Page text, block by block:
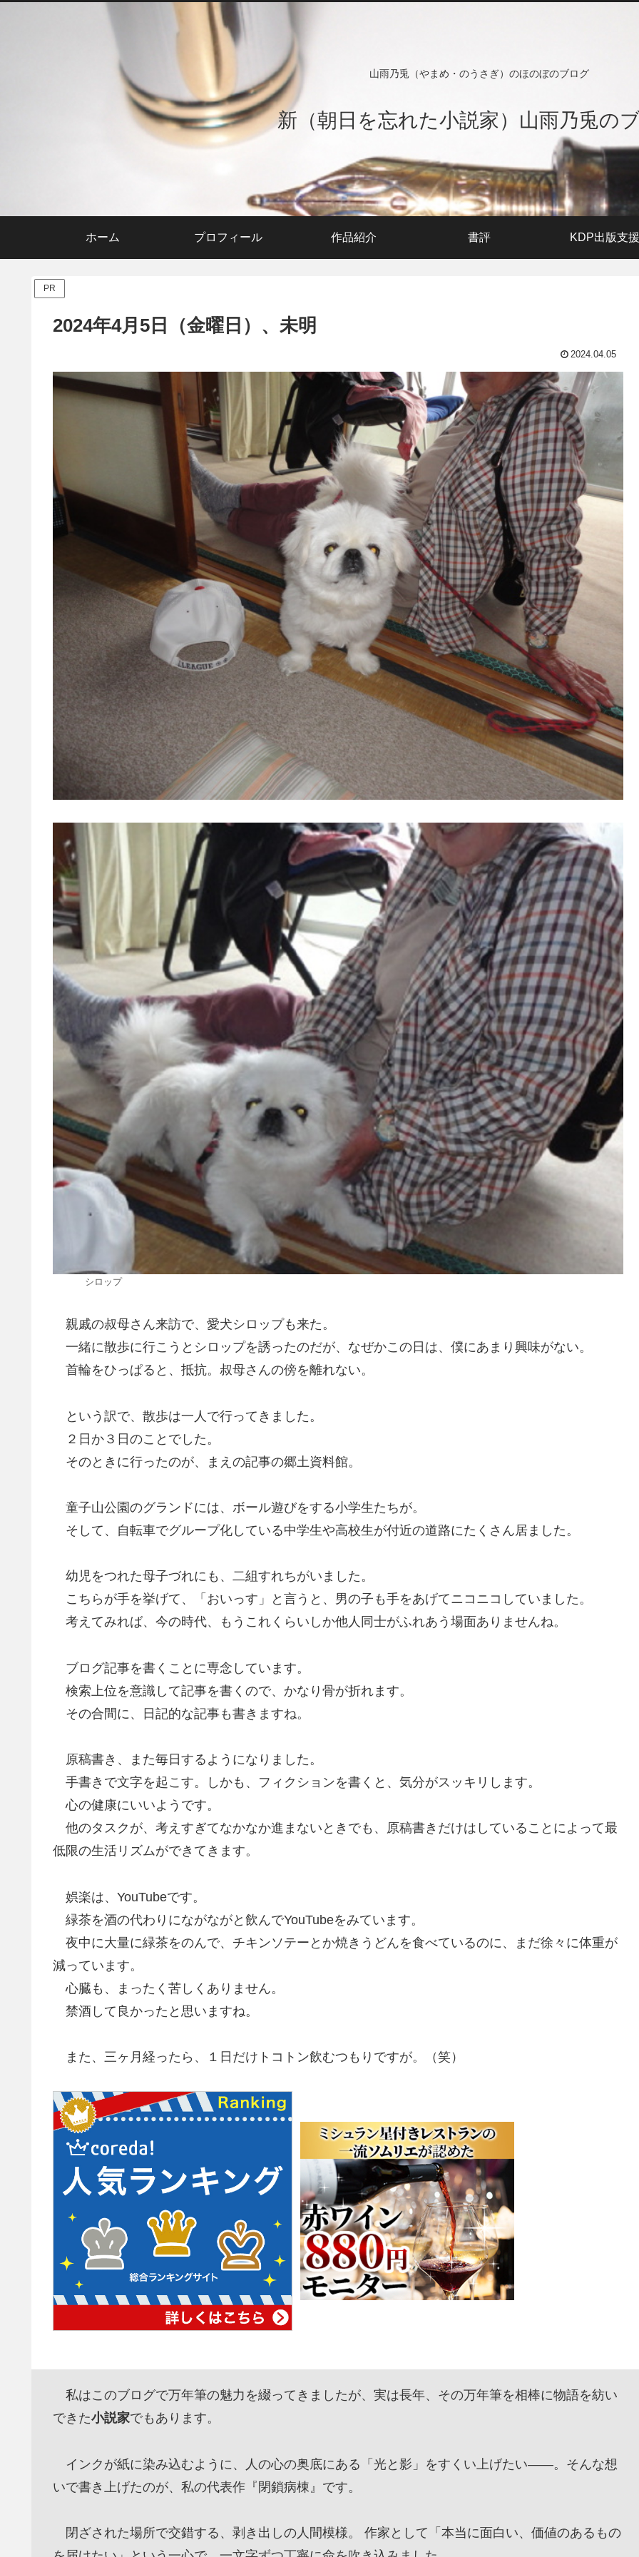
山雨乃兎（やまめ・のうさぎ）のほのぼのブログ
新（朝日を忘れた小説家）山雨乃兎の
ホーム プロフィール 作品紹介 書評 KDP出版支援
PR
2024年4月5日（金曜日）、未明
2024.04.05
シロップ
親戚の叔母さん来訪で、愛犬シロップも来た。
一緒に散歩に行こうとシロップを誘ったのだが、なぜかこの日は、僕にあまり興味がない。
首輪をひっぱると、抵抗。叔母さんの傍を離れない。
という訳で、散歩は一人で行ってきました。
２日か３日のことでした。
そのときに行ったのが、まえの記事の郷土資料館。
童子山公園のグランドには、ボール遊びをする小学生たちが。
そして、自転車でグループ化している中学生や高校生が付近の道路にたくさん居ました。
幼児をつれた母子づれにも、二組すれちがいました。
こちらが手を挙げて、「おいっす」と言うと、男の子も手をあげてニコニコしていました。
考えてみれば、今の時代、もうこれくらいしか他人同士がふれあう場面ありませんね。
ブログ記事を書くことに専念しています。
検索上位を意識して記事を書くので、かなり骨が折れます。
その合間に、日記的な記事も書きますね。
原稿書き、また毎日するようになりました。
手書きで文字を起こす。しかも、フィクションを書くと、気分がスッキリします。
心の健康にいいようです。
他のタスクが、考えすぎてなかなか進まないときでも、原稿書きだけはしていることによって最
低限の生活リズムができてきます。
娯楽は、YouTubeです。
緑茶を酒の代わりにながながと飲んでYouTubeをみています。
夜中に大量に緑茶をのんで、チキンソテーとか焼きうどんを食べているのに、まだ徐々に体重が
減っています。
心臓も、まったく苦しくありません。
禁酒して良かったと思いますね。
また、三ヶ月経ったら、１日だけトコトン飲むつもりですが。（笑）
私はこのブログで万年筆の魅力を綴ってきましたが、実は長年、その万年筆を相棒に物語を紡い
できた小説家でもあります。
インクが紙に染み込むように、人の心の奥底にある「光と影」をすくい上げたい——。そんな想
いで書き上げたのが、私の代表作『閉鎖病棟』です。
閉ざされた場所で交錯する、剥き出しの人間模様。 作家として「本当に面白い、価値のあるもの